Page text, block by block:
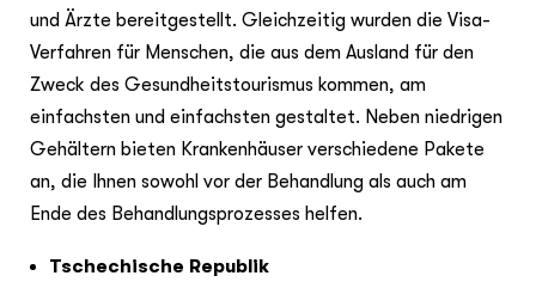
und Ärzte bereitgestellt. Gleichzeitig wurden die Visa-
Verfahren für Menschen, die aus dem Ausland für den
Zweck des Gesundheitstourismus kommen, am
einfachsten und einfachsten gestaltet. Neben niedrigen
Gehältern bieten Krankenhäuser verschiedene Pakete
an, die Ihnen sowohl vor der Behandlung als auch am
Ende des Behandlungsprozesses helfen.
Tschechische Republik